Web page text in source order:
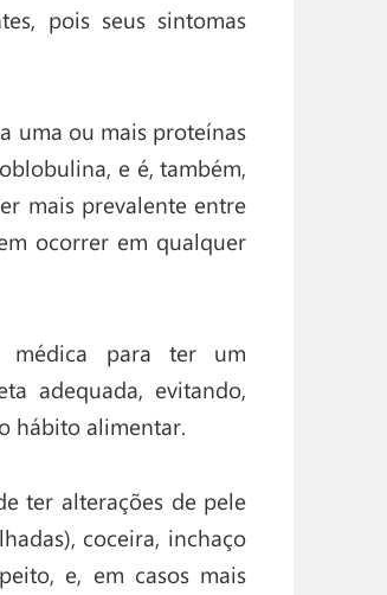
pois seus sintomas
uma ou mais proteínas
e é, também,
mais prevalente entre
ocorrer em qualquer
médica para ter um
adequada, evitando,
hábito alimentar.
ter alterações de pele
coceira, inchaço
e, em casos mais